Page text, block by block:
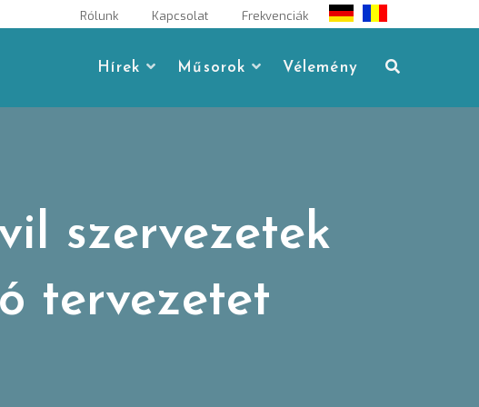
Rólunk Kapcsolat Frekvenciák
Hírek Műsorok Vélemény
szervezetek
tervezetet